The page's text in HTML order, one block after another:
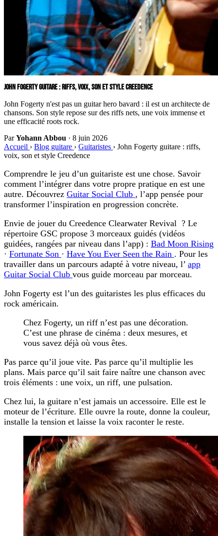
JOHN FOGERTY GUITARE : RIFFS, VOIX, SON ET STYLE CREEDENCE
John Fogerty n'est pas un guitar hero bavard : il est un architecte de
chansons. Son style repose sur des riffs nets, une voix immense et
une efficacité roots rock.
ParYohann Abbou · 8 juin 2026
Accueil › Blog guitare › Guitaristes › John Fogerty guitare : riffs,
voix, son et style Creedence
Comprendre le jeu d’un guitariste est une chose. Savoir
comment l’intégrer dans votre propre pratique en est une
autre. Découvrez Guitar Social Club , l’app pensée pour
transformer l’inspiration en progression concrète.
Envie de jouer du Creedence Clearwater Revival ? Le
répertoire GSC propose 3 morceaux guidés (vidéos
guidées, rangées par niveau dans l’app) : Bad Moon Rising
· Fortunate Son · Have You Ever Seen the Rain . Pour les
travailler dans un parcours adapté à votre niveau, l’ app
Guitar Social Club vous guide morceau par morceau.
John Fogerty est l’un des guitaristes les plus efficaces du
rock américain.
Chez Fogerty, un riff n’est pas une décoration.
C’est une phrase de cinéma : deux mesures, et
vous savez déjà où vous êtes.
Pas parce qu’il joue vite. Pas parce qu’il multiplie les
plans. Mais parce qu’il sait faire naître une chanson avec
trois éléments : une voix, un riff, une pulsation.
Chez lui, la guitare n’est jamais un accessoire. Elle est le
moteur de l’écriture. Elle ouvre la route, donne la couleur,
installe la tension et laisse la voix raconter le reste.